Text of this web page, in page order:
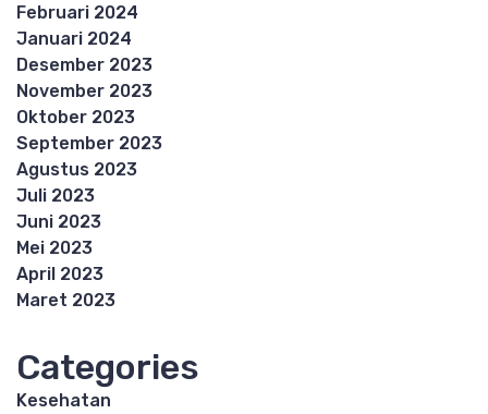
Februari 2024
Januari 2024
Desember 2023
November 2023
Oktober 2023
September 2023
Agustus 2023
Juli 2023
Juni 2023
Mei 2023
April 2023
Maret 2023
Categories
Kesehatan